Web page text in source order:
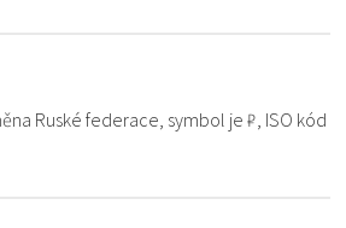
Ruské federace, symbol je ₽, ISO kód